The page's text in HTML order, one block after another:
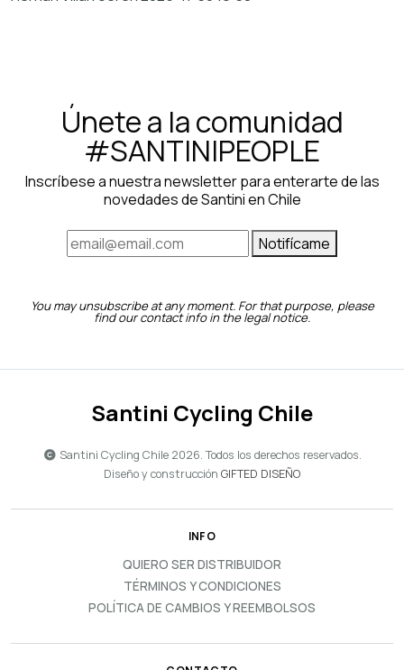
Únete a la comunidad
#SANTINIPEOPLE
Inscríbese a nuestra newsletter para enterarte de las
novedades de Santini en Chile
Notifícame
You may unsubscribe at any moment. For that purpose, please
find our contact info in the legal notice.
Santini Cycling Chile
Santini Cycling Chile 2026. Todos los derechos reservados.
Diseño y construcción GIFTED DISEÑO
INFO
QUIERO SER DISTRIBUIDOR
TÉRMINOS Y CONDICIONES
POLÍTICA DE CAMBIOS Y REEMBOLSOS